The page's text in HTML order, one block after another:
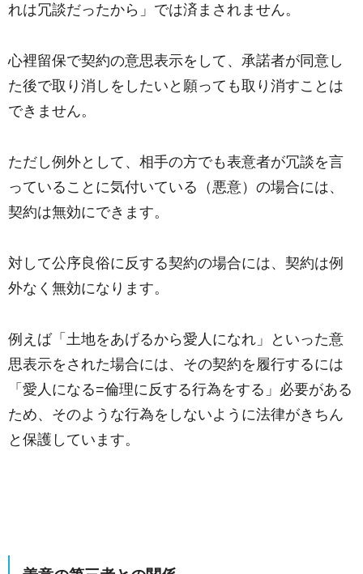
れは冗談だったから」では済まされません。
心裡留保で契約の意思表示をして、承諾者が同意し
た後で取り消しをしたいと願っても取り消すことは
できません。
ただし例外として、相手の方でも表意者が冗談を言
っていることに気付いている（悪意）の場合には、
契約は無効にできます。
対して公序良俗に反する契約の場合には、契約は例
外なく無効になります。
例えば「土地をあげるから愛人になれ」といった意
思表示をされた場合には、その契約を履行するには
「愛人になる=倫理に反する行為をする」必要がある
ため、そのような行為をしないように法律がきちん
と保護しています。